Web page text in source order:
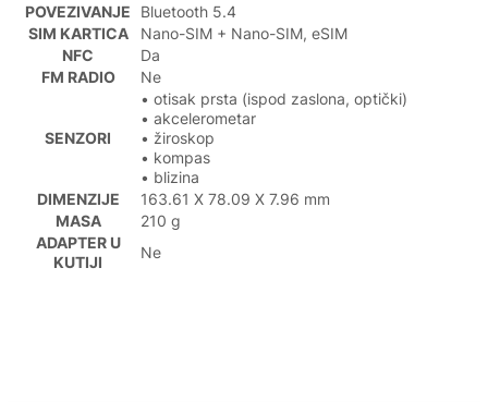
POVEZIVANJE
Bluetooth 5.4
SIM KARTICA
Nano-SIM + Nano-SIM, eSIM
NFC
Da
FM RADIO
Ne
SENZORI
• otisak prsta (ispod zaslona, optički)
• akcelerometar
• žiroskop
• kompas
• blizina
DIMENZIJE
163.61 X 78.09 X 7.96 mm
MASA
210 g
ADAPTER U
KUTIJI
Ne